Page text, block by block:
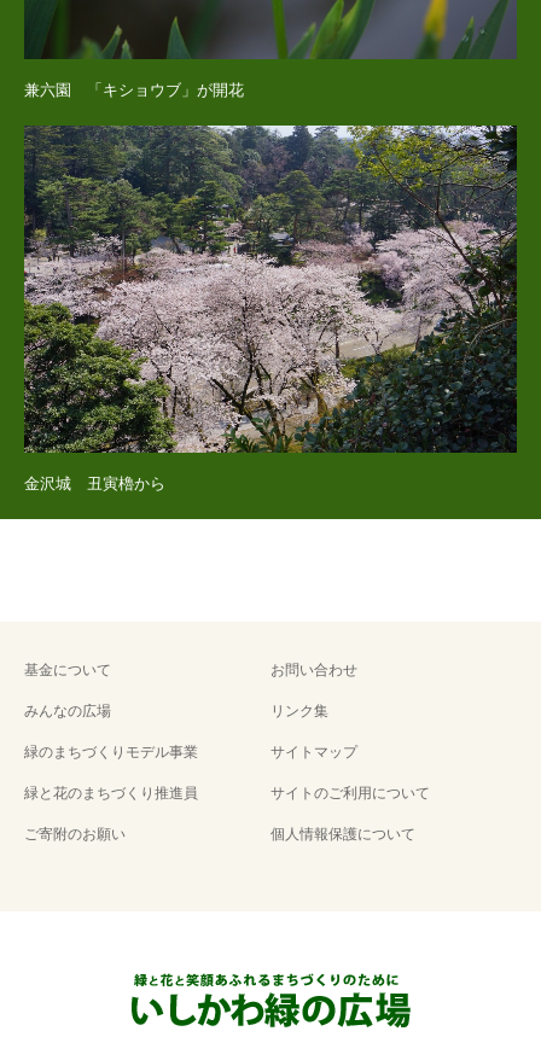
兼六園 「キショウブ」が開花
金沢城 丑寅櫓から
基金について
みんなの広場
緑のまちづくりモデル事業
緑と花のまちづくり推進員
ご寄附のお願い
お問い合わせ
リンク集
サイトマップ
サイトのご利用について
個人情報保護について